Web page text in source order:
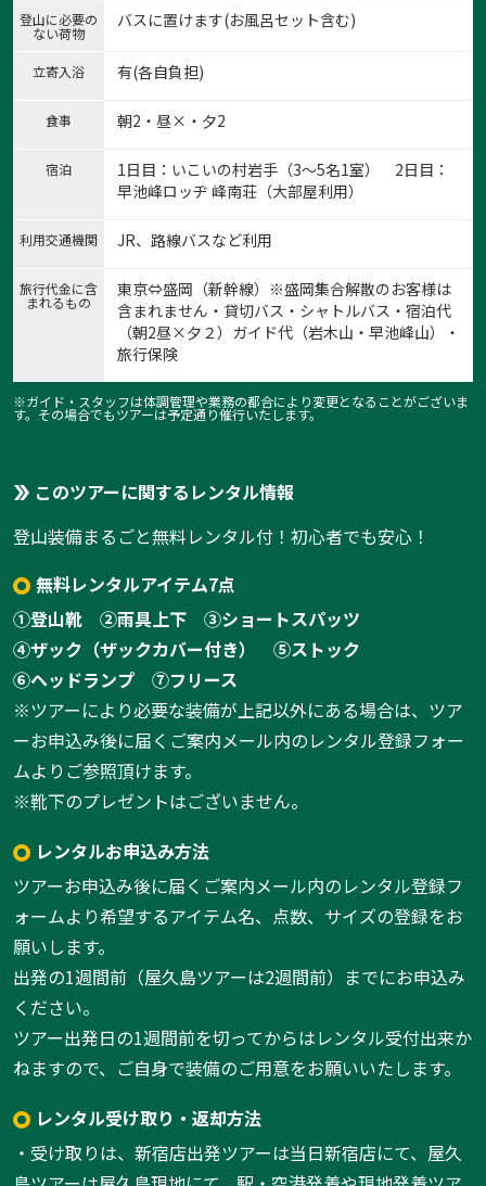
登山に必要の
ない荷物
バスに置けます(お風呂セット含む)
立寄入浴 有(各自負担)
食事 朝2・昼×・夕2
宿泊
1日目：いこいの村岩手（3～5名1室） 2日目：
早池峰ロッヂ 峰南荘（大部屋利用）
利用交通機関 JR、路線バスなど利用
旅行代金に含
まれるもの
東京⇔盛岡（新幹線）※盛岡集合解散のお客様は
含まれません・貸切バス・シャトルバス・宿泊代
（朝2昼×夕２）ガイド代（岩木山・早池峰山）・
旅行保険
※ガイド・スタッフは体調管理や業務の都合により変更となることがございま
す。その場合でもツアーは予定通り催行いたします。
このツアーに関するレンタル情報
登山装備まるごと無料レンタル付！初心者でも安心！
無料レンタルアイテム7点
①登山靴
②雨具上下
③ショートスパッツ
④ザック（ザックカバー付き）
⑤ストック
⑥ヘッドランプ
⑦フリース
※ツアーにより必要な装備が上記以外にある場合は、ツア
ーお申込み後に届くご案内メール内のレンタル登録フォー
ムよりご参照頂けます。
※靴下のプレゼントはございません。
レンタルお申込み方法
ツアーお申込み後に届くご案内メール内のレンタル登録フ
ォームより希望するアイテム名、点数、サイズの登録をお
願いします。
出発の1週間前（屋久島ツアーは2週間前）までにお申込み
ください。
ツアー出発日の1週間前を切ってからはレンタル受付出来か
ねますので、ご自身で装備のご用意をお願いいたします。
レンタル受け取り・返却方法
・受け取りは、新宿店出発ツアーは当日新宿店にて、屋久
1:hachimannuma
1/24